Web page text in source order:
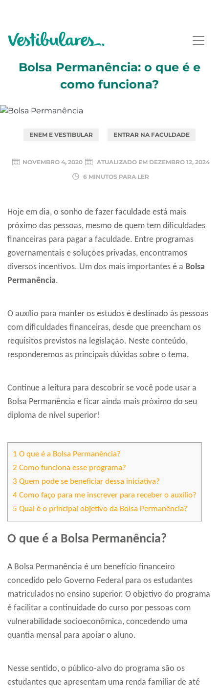
Bolsa Permanência: o que é e
como funciona?
ENEM E VESTIBULAR ENTRAR NA FACULDADE
NOVEMBRO 4, 2020 ATUALIZADO EM DEZEMBRO 12, 2024
6 MINUTOS PARA LER
Hoje em dia, o sonho de fazer faculdade está mais
próximo das pessoas, mesmo de quem tem dificuldades
financeiras para pagar a faculdade. Entre programas
governamentais e soluções privadas, encontramos
diversos incentivos. Um dos mais importantes é a Bolsa
Permanência.
O auxílio para manter os estudos é destinado às pessoas
com dificuldades financeiras, desde que preencham os
requisitos previstos na legislação. Neste conteúdo,
responderemos as principais dúvidas sobre o tema.
Continue a leitura para descobrir se você pode usar a
Bolsa Permanência e ficar ainda mais próximo do seu
diploma de nível superior!
1 O que é a Bolsa Permanência?
2 Como funciona esse programa?
3 Quem pode se beneficiar dessa iniciativa?
4 Como faço para me inscrever para receber o auxílio?
5 Qual é o principal objetivo da Bolsa Permanência?
O que é a Bolsa Permanência?
A Bolsa Permanência é um benefício financeiro
concedido pelo Governo Federal para os estudantes
matriculados no ensino superior. O objetivo do programa
é facilitar a continuidade do curso por pessoas com
vulnerabilidade socioeconômica, concedendo uma
quantia mensal para apoiar o aluno.
Nesse sentido, o público-alvo do programa são os
estudantes que apresentam uma renda familiar de até